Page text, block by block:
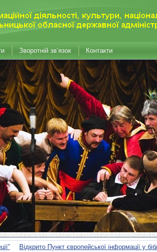
Зворотній зв’язок Контакти
Відкрито Пункт європейської інформації у